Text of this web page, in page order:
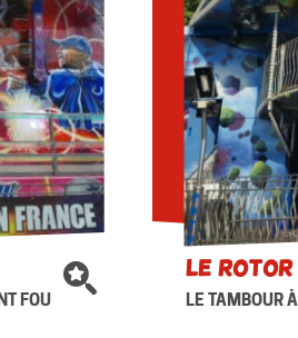
FOU
Le ROTOR
LE TAMBOUR